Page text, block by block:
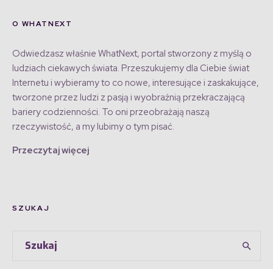
O WHATNEXT
Odwiedzasz właśnie WhatNext, portal stworzony z myślą o
ludziach ciekawych świata. Przeszukujemy dla Ciebie świat
Internetu i wybieramy to co nowe, interesujące i zaskakujące,
tworzone przez ludzi z pasją i wyobraźnią przekraczającą
bariery codzienności. To oni przeobrażają naszą
rzeczywistość, a my lubimy o tym pisać.
Przeczytaj więcej
SZUKAJ